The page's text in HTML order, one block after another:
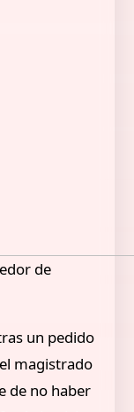
de
un pedido
magistrado
de no haber